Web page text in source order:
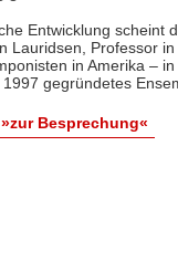
Entwicklung scheint
Lauridsen, Professor
in Amerika –
gegründetes
»zur Besprechung«